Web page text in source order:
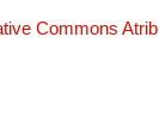
Commons